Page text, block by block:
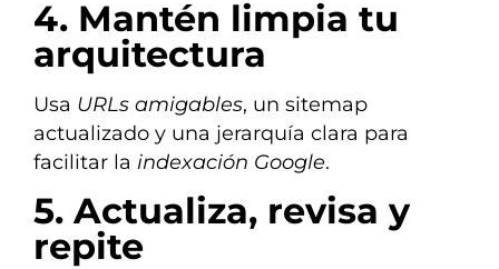
4. Mantén limpia tu
arquitectura
Usa URLs amigables, un sitemap
actualizado y una jerarquía clara para
facilitar la indexación Google.
5. Actualiza, revisa y
repite